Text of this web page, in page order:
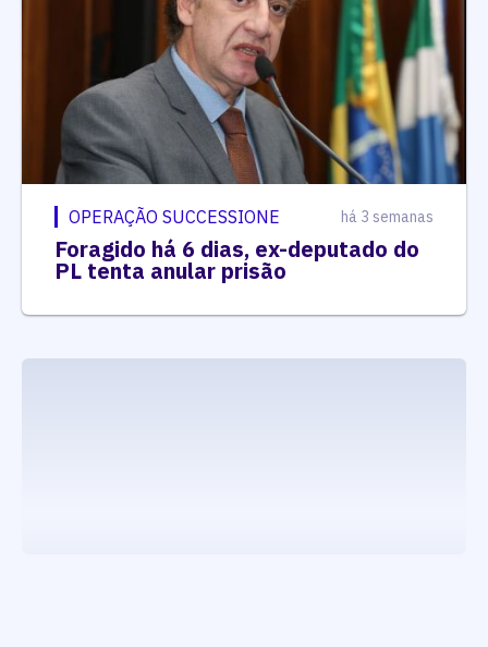
OPERAÇÃO SUCCESSIONE há 3 semanas
Foragido há 6 dias, ex-deputado do
PL tenta anular prisão